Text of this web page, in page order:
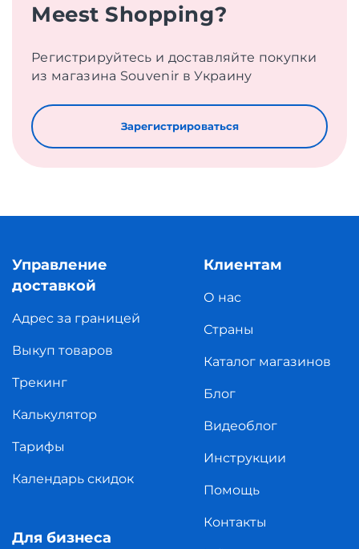
Meest Shopping?
Регистрируйтесь и доставляйте покупки
из магазина Souvenir в Украину
Зарегистрироваться
Управление
доставкой
Адрес за границей
Выкуп товаров
Трекинг
Калькулятор
Тарифы
Календарь скидок
Для бизнеса
Клиентам
О нас
Страны
Каталог магазинов
Блог
Видеоблог
Инструкции
Помощь
Контакты